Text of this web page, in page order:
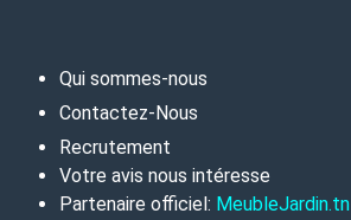
Qui sommes-nous
Contactez-Nous
Recrutement
Votre avis nous intéresse
Partenaire officiel: MeubleJardin.tn